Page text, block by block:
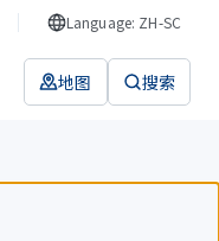
Language: ZH-SC
地图 搜索